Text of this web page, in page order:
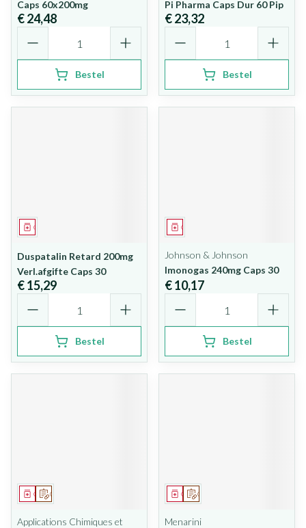
Caps 60x200mg
€ 24,48
Bestel
Pi Pharma Caps Dur 60 Pip
€ 23,32
Bestel
Geneesmiddel
Duspatalin Retard 200mg
Verl.afgifte Caps 30
€ 15,29
Bestel
Geneesmiddel
Johnson & Johnson
Imonogas 240mg Caps 30
€ 10,17
Bestel
Op voorschrift
Geneesmiddel
Applications Chimiques et
Op voorschrift
Geneesmiddel
Menarini